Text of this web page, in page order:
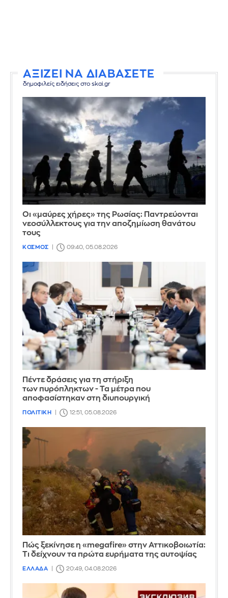
ΑΞΙΖΕΙ ΝΑ ΔΙΑΒΑΣΕΤΕ
δημοφιλείς ειδήσεις στο skai.gr
Οι «μαύρες χήρες» της Ρωσίας: Παντρεύονται
νεοσύλλεκτους για την αποζημίωση θανάτου
τους
ΚΟΣΜΟΣ 09:40, 05.08.2026
Πέντε δράσεις για τη στήριξη
των πυρόπληκτων - Τα μέτρα που
αποφασίστηκαν στη διυπουργική
ΠΟΛΙΤΙΚΗ 12:51, 05.08.2026
Πώς ξεκίνησε η «megafire» στην Αττικοβοιωτία:
Τι δείχνουν τα πρώτα ευρήματα της αυτοψίας
ΕΛΛΑΔΑ 20:49, 04.08.2026